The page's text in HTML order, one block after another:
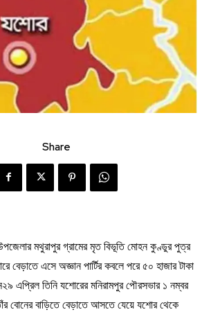
Share
মথুরাপুর গ্রামের মৃত বিভূতি মোহন কুণ্ডুর পুত্র
এসে অজ্ঞান পার্টির কবলে পরে ৫০ হাজার টাকা
এপ্রিল তিনি যশোরের মনিরামপুর পৌরসভার ১ নম্বর
বোনের বাড়িতে বেড়াতে আসতে যেয়ে যশোর থেকে